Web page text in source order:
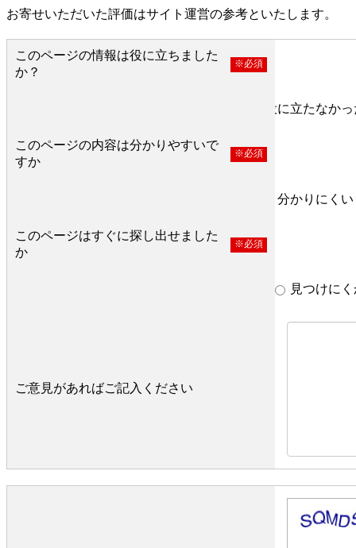
お寄せいただいた評価はサイト運営の参考といたします。
このページの情報は役に立ちました
か？
※必須
役に立たなか
このページの内容は分かりやすいで
すか
※必須
分かりにくい
このページはすぐに探し出せました
か
※必須
見つけに
ご意見があればご記入ください